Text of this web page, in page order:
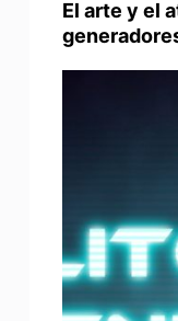
El arte y el